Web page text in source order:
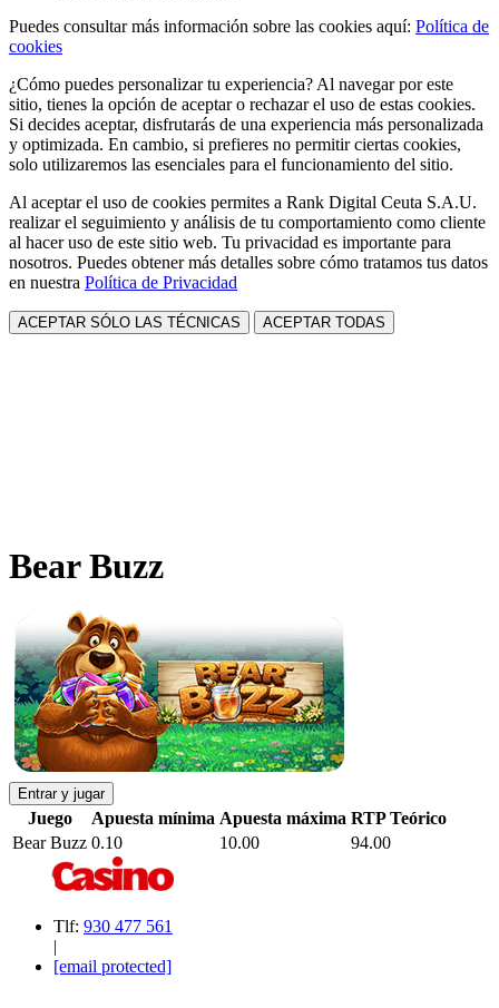
Puedes consultar más información sobre las cookies aquí: Política de
cookies
¿Cómo puedes personalizar tu experiencia? Al navegar por este
sitio, tienes la opción de aceptar o rechazar el uso de estas cookies.
Si decides aceptar, disfrutarás de una experiencia más personalizada
y optimizada. En cambio, si prefieres no permitir ciertas cookies,
solo utilizaremos las esenciales para el funcionamiento del sitio.
Al aceptar el uso de cookies permites a Rank Digital Ceuta S.A.U.
realizar el seguimiento y análisis de tu comportamiento como cliente
al hacer uso de este sitio web. Tu privacidad es importante para
nosotros. Puedes obtener más detalles sobre cómo tratamos tus datos
en nuestra Política de Privacidad
ACEPTAR SÓLO LAS TÉCNICAS ACEPTAR TODAS
Bear Buzz
Entrar y jugar
Juego Apuesta mínima Apuesta máxima RTP Teórico
Bear Buzz 0.10 10.00 94.00
Tlf: 930 477 561
|
[email protected]